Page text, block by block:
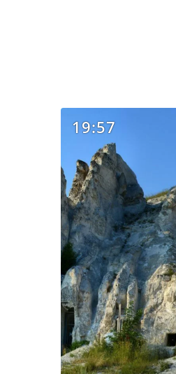
19:57